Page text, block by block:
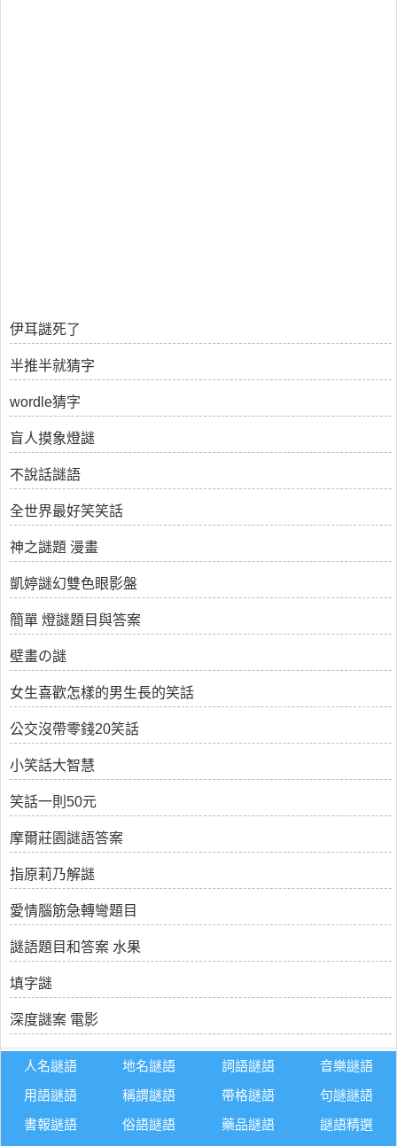
伊耳謎死了
半推半就猜字
wordle猜字
盲人摸象燈謎
不說話謎語
全世界最好笑笑話
神之謎題 漫畫
凱婷謎幻雙色眼影盤
簡單 燈謎題目與答案
壁畫の謎
女生喜歡怎樣的男生長的笑話
公交沒帶零錢20笑話
小笑話大智慧
笑話一則50元
摩爾莊園謎語答案
指原莉乃解謎
愛情腦筋急轉彎題目
謎語題目和答案 水果
填字謎
深度謎案 電影
人名謎語 地名謎語 詞語謎語
音樂謎語
用語謎語
稱謂謎語 帶格謎語
句謎謎語
書報謎語
俗語謎語 藥品謎語 謎語精選